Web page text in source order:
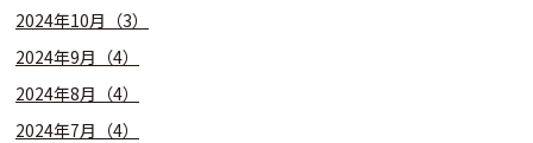
2024年10月（3）
2024年9月（4）
2024年8月（4）
2024年7月（4）